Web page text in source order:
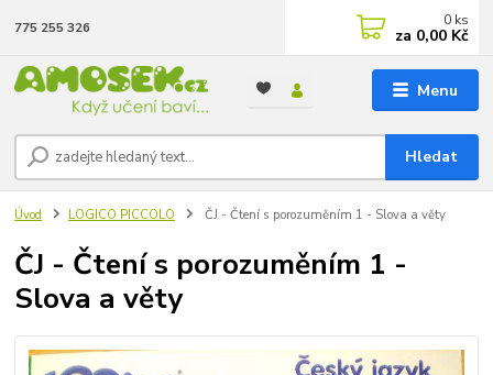
Menu
Hledat
775 255 326 0 ks
za 0,00 Kč
Úvod LOGICO PICCOLO ČJ - Čtení s porozuměním 1 - Slova a věty
ČJ - Čtení s porozuměním 1 -
Slova a věty